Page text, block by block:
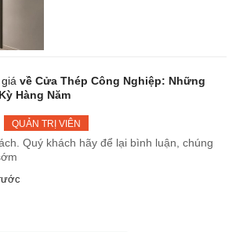
về Cửa Thép Công Nghiệp: Những
Hàng Năm
QUẢN TRỊ VIÊN
Quý khách hãy để lại bình luận, chúng